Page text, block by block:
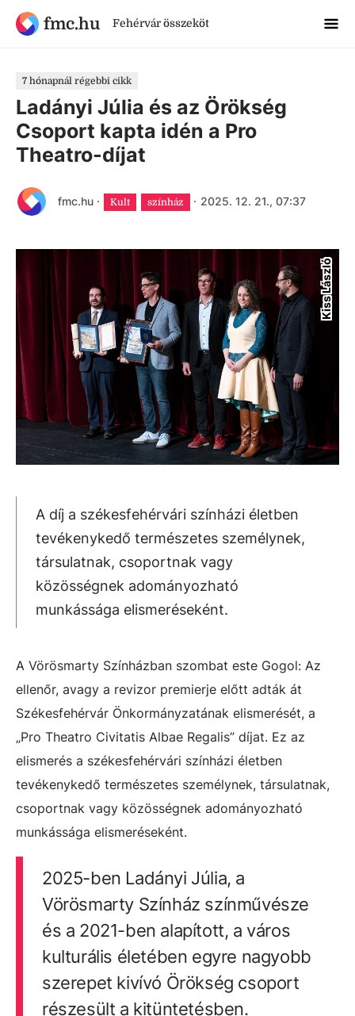
fmc.hu Fehérvár összeköt
7 hónapnál régebbi cikk
Ladányi Júlia és az Örökség
Csoport kapta idén a Pro
Theatro-díjat
fmc.hu · Kult színház · 2025. 12. 21., 07:37
Kiss László
A díj a székesfehérvári színházi életben
tevékenykedő természetes személynek,
társulatnak, csoportnak vagy
közösségnek adományozható
munkássága elismeréseként.
A Vörösmarty Színházban szombat este Gogol: Az
ellenőr, avagy a revizor premierje előtt adták át
Székesfehérvár Önkormányzatának elismerését, a
„Pro Theatro Civitatis Albae Regalis” díjat. Ez az
elismerés a székesfehérvári színházi életben
tevékenykedő természetes személynek, társulatnak,
csoportnak vagy közösségnek adományozható
munkássága elismeréseként.
2025-ben Ladányi Júlia, a
Vörösmarty Színház színművésze
és a 2021-ben alapított, a város
kulturális életében egyre nagyobb
szerepet kivívó Örökség csoport
részesült a kitüntetésben.